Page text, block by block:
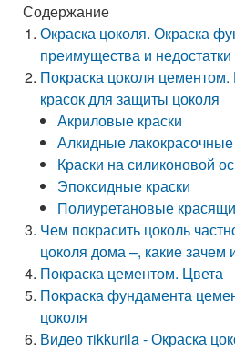
Содержание
Окраска цоколя. Окраска
преимущества и недостатки
Покраска цоколя
красок для защиты цоколя
Акриловые краски
Алкидные
Краски на силиконовой
Эпоксидные краски
Полиуретановые
Чем покрасить цоколь
цоколя дома –, какие зачем
Покраска цементом. Цвета
Покраска фундамента
цоколя
Видео тikkurila - Окраска